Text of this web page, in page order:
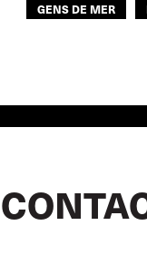
GENS DE MER